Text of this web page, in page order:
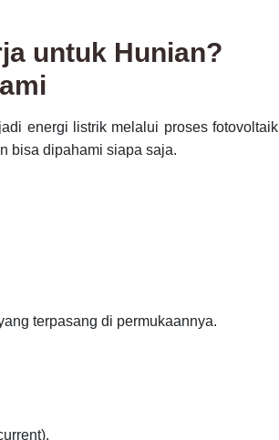
untuk Hunian?
energi listrik melalui proses fotovoltaik
bisa dipahami siapa saja.
terpasang di permukaannya.